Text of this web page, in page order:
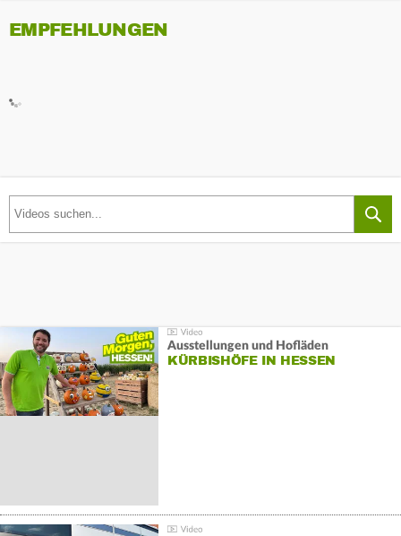
EMPFEHLUNGEN
Ausstellungen und Hofläden
KÜRBISHÖFE IN HESSEN